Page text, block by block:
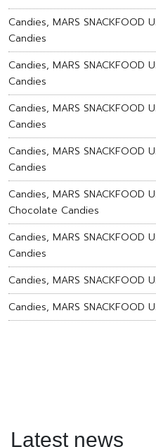
Candies, MARS SNACKFOOD
Candies
Candies, MARS SNACKFOOD
Candies
Candies, MARS SNACKFOOD
Candies
Candies, MARS SNACKFOOD
Candies
Candies, MARS SNACKFOOD
Chocolate Candies
Candies, MARS SNACKFOOD
Candies
Candies, MARS SNACKFOOD
Candies, MARS SNACKFOOD
Latest news